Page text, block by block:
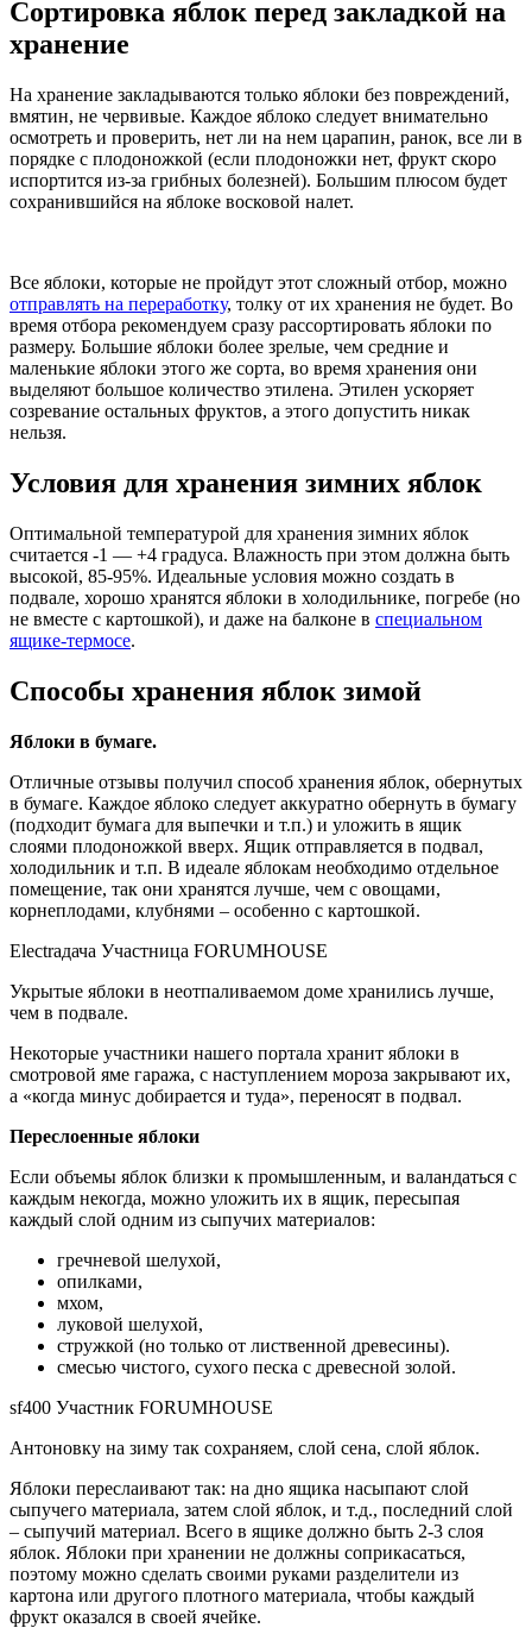
Сортировка яблок перед закладкой на
хранение
На хранение закладываются только яблоки без повреждений,
вмятин, не червивые. Каждое яблоко следует внимательно
осмотреть и проверить, нет ли на нем царапин, ранок, все ли в
порядке с плодоножкой (если плодоножки нет, фрукт скоро
испортится из-за грибных болезней). Большим плюсом будет
сохранившийся на яблоке восковой налет.
Все яблоки, которые не пройдут этот сложный отбор, можно
отправлять на переработку, толку от их хранения не будет. Во
время отбора рекомендуем сразу рассортировать яблоки по
размеру. Большие яблоки более зрелые, чем средние и
маленькие яблоки этого же сорта, во время хранения они
выделяют большое количество этилена. Этилен ускоряет
созревание остальных фруктов, а этого допустить никак
нельзя.
Условия для хранения зимних яблок
Оптимальной температурой для хранения зимних яблок
считается -1 — +4 градуса. Влажность при этом должна быть
высокой, 85-95%. Идеальные условия можно создать в
подвале, хорошо хранятся яблоки в холодильнике, погребе (но
не вместе с картошкой), и даже на балконе в специальном
ящике-термосе.
Способы хранения яблок зимой
Яблоки в бумаге.
Отличные отзывы получил способ хранения яблок, обернутых
в бумаге. Каждое яблоко следует аккуратно обернуть в бумагу
(подходит бумага для выпечки и т.п.) и уложить в ящик
слоями плодоножкой вверх. Ящик отправляется в подвал,
холодильник и т.п. В идеале яблокам необходимо отдельное
помещение, так они хранятся лучше, чем с овощами,
корнеплодами, клубнями – особенно с картошкой.
Electraдача Участница FORUMHOUSE
Укрытые яблоки в неотпаливаемом доме хранились лучше,
чем в подвале.
Некоторые участники нашего портала хранит яблоки в
смотровой яме гаража, с наступлением мороза закрывают их,
а «когда минус добирается и туда», переносят в подвал.
Переслоенные яблоки
Если объемы яблок близки к промышленным, и валандаться с
каждым некогда, можно уложить их в ящик, пересыпая
каждый слой одним из сыпучих материалов:
гречневой шелухой,
опилками,
мхом,
луковой шелухой,
стружкой (но только от лиственной древесины).
смесью чистого, сухого песка с древесной золой.
sf400 Участник FORUMHOUSE
Антоновку на зиму так сохраняем, слой сена, слой яблок.
Яблоки переслаивают так: на дно ящика насыпают слой
сыпучего материала, затем слой яблок, и т.д., последний слой
– сыпучий материал. Всего в ящике должно быть 2-3 слоя
яблок. Яблоки при хранении не должны соприкасаться,
поэтому можно сделать своими руками разделители из
картона или другого плотного материала, чтобы каждый
фрукт оказался в своей ячейке.